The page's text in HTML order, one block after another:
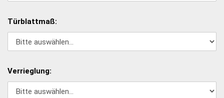
Türblattmaß:
Verrieglung: